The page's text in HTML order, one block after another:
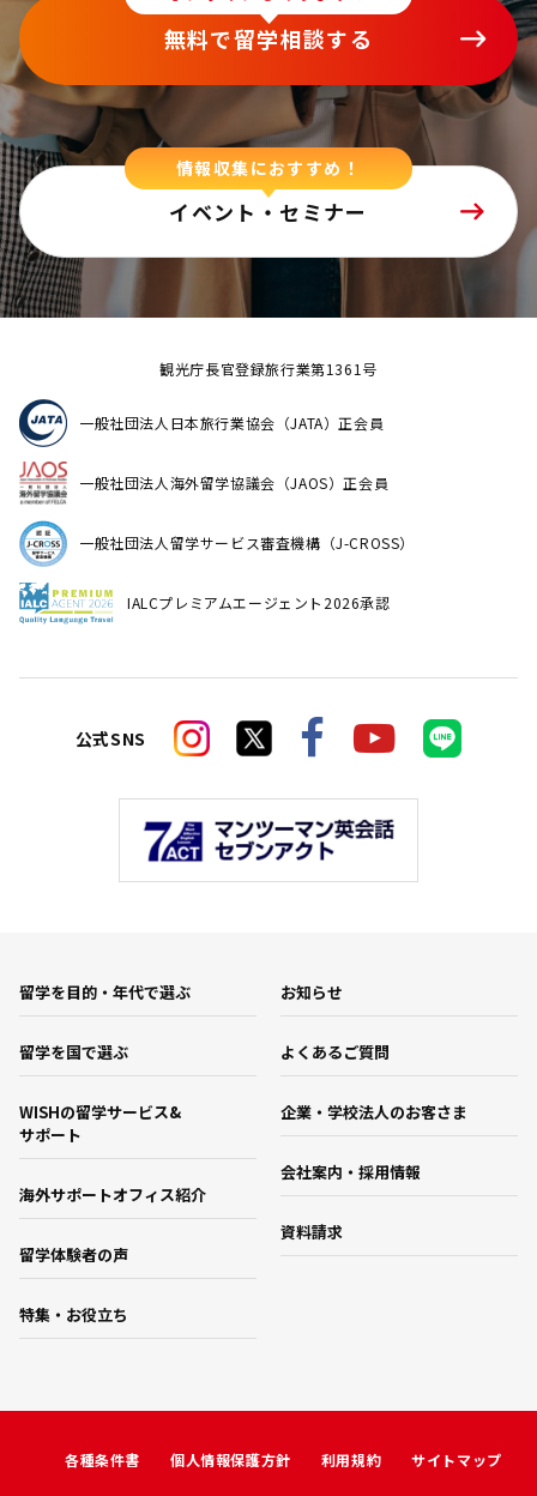
無料で留学相談する
情報収集におすすめ！
イベント・セミナー
観光庁長官登録旅行業第1361号
一般社団法人日本旅行業協会（JATA）正会員
一般社団法人海外留学協議会（JAOS）正会員
一般社団法人留学サービス審査機構（J-CROSS）
IALCプレミアムエージェント2026承認
公式SNS
留学を目的・年代で選ぶ
留学を国で選ぶ
WISHの留学サービス&
サポート
海外サポートオフィス紹介
留学体験者の声
特集・お役立ち
お知らせ
よくあるご質問
企業・学校法人のお客さま
会社案内・採用情報
資料請求
各種条件書 個人情報保護方針 利用規約 サイトマップ